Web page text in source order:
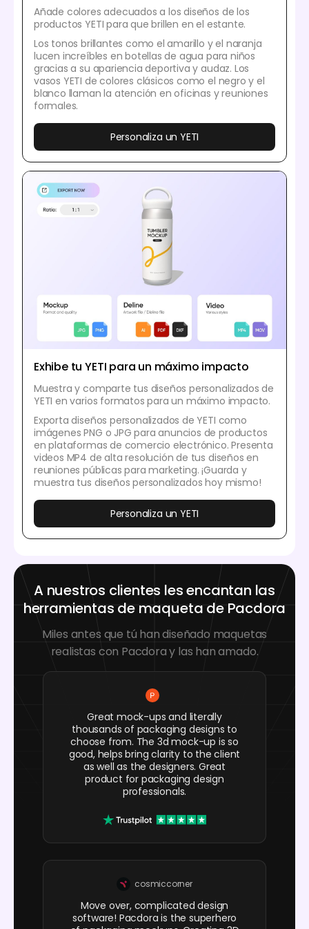
Añade colores adecuados a los diseños de los
productos YETI para que brillen en el estante.
Los tonos brillantes como el amarillo y el naranja
lucen increíbles en botellas de agua para niños
gracias a su apariencia deportiva y audaz. Los
vasos YETI de colores clásicos como el negro y el
blanco llaman la atención en oficinas y reuniones
formales.
Personaliza un YETI
Exhibe tu YETI para un máximo impacto
Muestra y comparte tus diseños personalizados de
YETI en varios formatos para un máximo impacto.
Exporta diseños personalizados de YETI como
imágenes PNG o JPG para anuncios de productos
en plataformas de comercio electrónico. Presenta
videos MP4 de alta resolución de tus diseños en
reuniones públicas para marketing. ¡Guarda y
muestra tus diseños personalizados hoy mismo!
Personaliza un YETI
A nuestros clientes les encantan las
herramientas de maqueta de Pacdora
Miles antes que tú han diseñado maquetas
realistas con Pacdora y las han amado.
Great mock-ups and literally
thousands of packaging designs to
choose from. The 3d mock-up is so
good, helps bring clarity to the client
as well as the designers. Great
product for packaging design
professionals.
cosmiccorner
Move over, complicated design
software! Pacdora is the superhero